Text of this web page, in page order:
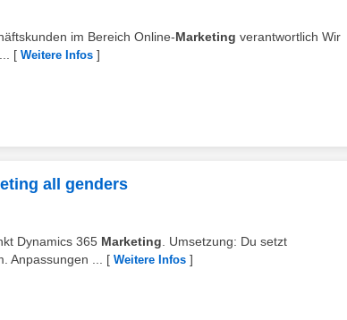
im Bereich Online-Marketing verantwortlich Wir
[ Weitere Infos ]
all genders
Dynamics 365 Marketing . Umsetzung: Du setzt
Anpassungen ...
[ Weitere Infos ]